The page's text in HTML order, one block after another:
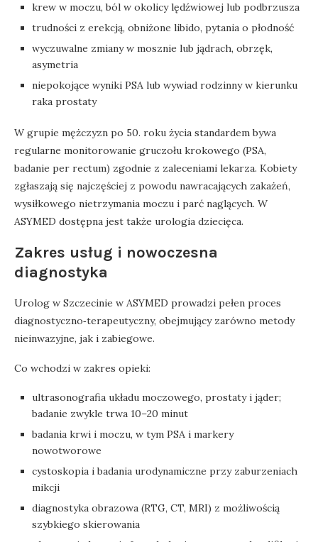
krew w moczu, ból w okolicy lędźwiowej lub podbrzusza
trudności z erekcją, obniżone libido, pytania o płodność
wyczuwalne zmiany w mosznie lub jądrach, obrzęk,
asymetria
niepokojące wyniki PSA lub wywiad rodzinny w kierunku
raka prostaty
W grupie mężczyzn po 50. roku życia standardem bywa
regularne monitorowanie gruczołu krokowego (PSA,
badanie per rectum) zgodnie z zaleceniami lekarza. Kobiety
zgłaszają się najczęściej z powodu nawracających zakażeń,
wysiłkowego nietrzymania moczu i parć naglących. W
ASYMED dostępna jest także urologia dziecięca.
Zakres usług i nowoczesna
diagnostyka
Urolog w Szczecinie w ASYMED prowadzi pełen proces
diagnostyczno‑terapeutyczny, obejmujący zarówno metody
nieinwazyjne, jak i zabiegowe.
Co wchodzi w zakres opieki:
ultrasonografia układu moczowego, prostaty i jąder;
badanie zwykle trwa 10–20 minut
badania krwi i moczu, w tym PSA i markery
nowotworowe
cystoskopia i badania urodynamiczne przy zaburzeniach
mikcji
diagnostyka obrazowa (RTG, CT, MRI) z możliwością
szybkiego skierowania